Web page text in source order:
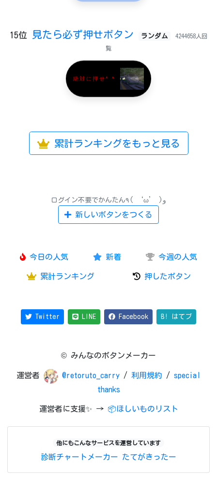
15位 見たら必ず押せボタン ランダム 4244658人回
覧
絶対に押せ^ ^
累計ランキングをもっと見る
ログイン不要でかんたん٩( ‘ω’ )و
新しいボタンをつくる
今日の人気 新着 今週の人気
累計ランキング 押したボタン
Twitter LINE Facebook B! はてブ
© みんなのボタンメーカー
運営者 @retoruto_carry / 利用規約 / special
thanks
運営者に支援✨ → 📦ほしいものリスト
他にもこんなサービスを運営しています
診断チャートメーカー たてがきったー